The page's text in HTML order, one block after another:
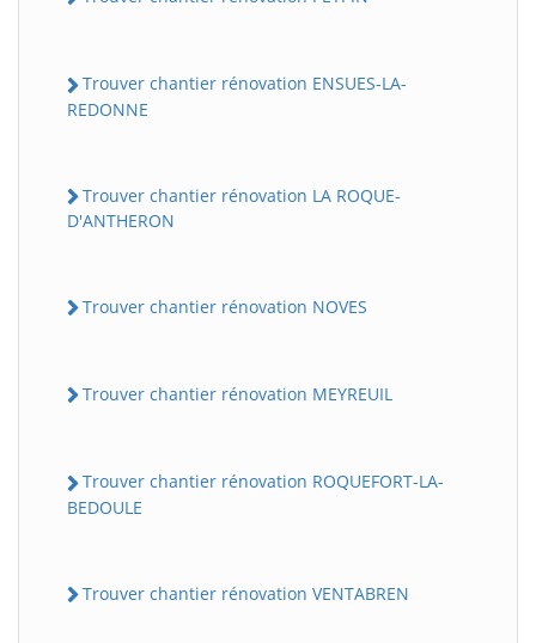
Trouver chantier rénovation ENSUES-LA-
REDONNE
Trouver chantier rénovation LA ROQUE-
D'ANTHERON
Trouver chantier rénovation NOVES
Trouver chantier rénovation MEYREUIL
Trouver chantier rénovation ROQUEFORT-LA-
BEDOULE
Trouver chantier rénovation VENTABREN